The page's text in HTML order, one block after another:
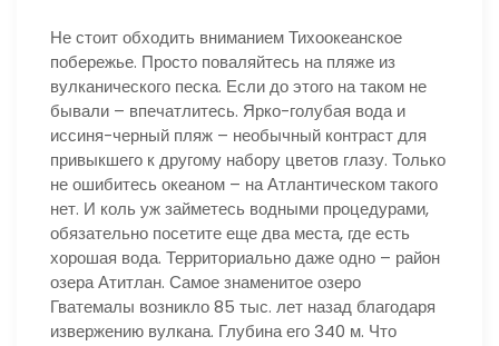
Не стоит обходить вниманием Тихоокеанское
побережье. Просто поваляйтесь на пляже из
вулканического песка. Если до этого на таком не
бывали – впечатлитесь. Ярко-голубая вода и
иссиня-черный пляж – необычный контраст для
привыкшего к другому набору цветов глазу. Только
не ошибитесь океаном – на Атлантическом такого
нет. И коль уж займетесь водными процедурами,
обязательно посетите еще два места, где есть
хорошая вода. Территориально даже одно – район
озера Атитлан. Самое знаменитое озеро
Гватемалы возникло 85 тыс. лет назад благодаря
извержению вулкана. Глубина его 340 м. Что